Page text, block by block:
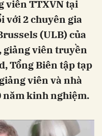
viên TTXVN tại
với 2 chuyên gia
(ULB) của
giảng viên truyền
Tổng Biên tập tạp
viên và nhà
năm kinh nghiệm.